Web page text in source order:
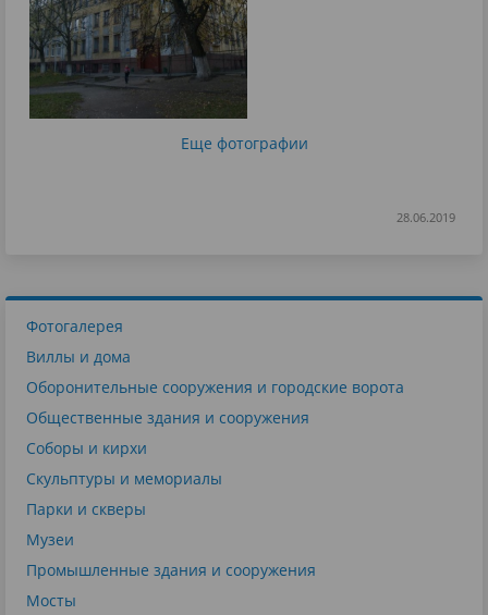
Еще фотографии
28.06.2019
Фотогалерея
Виллы и дома
Оборонительные сооружения и городские ворота
Общественные здания и сооружения
Соборы и кирхи
Скульптуры и мемориалы
Парки и скверы
Музеи
Промышленные здания и сооружения
Мосты